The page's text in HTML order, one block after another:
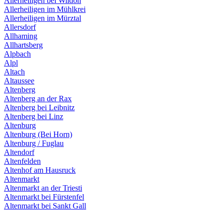
Allerheiligen im Mühlkrei
Allerheiligen im Mürztal
Allersdorf
Allhaming
Allhartsberg
Alpbach
Alpl
Altach
Altaussee
Altenberg
Altenberg an der Rax
Altenberg bei Leibnitz
Altenberg bei Linz
Altenburg
Altenburg (Bei Horn)
Altenburg / Fuglau
Altendorf
Altenfelden
Altenhof am Hausruck
Altenmarkt
Altenmarkt an der Triesti
Altenmarkt bei Fürstenfel
Altenmarkt bei Sankt Gall